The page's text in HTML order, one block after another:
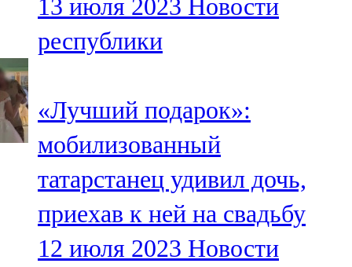
13 июля 2023 Новости
республики
«Лучший подарок»:
мобилизованный
татарстанец удивил дочь,
приехав к ней на свадьбу
12 июля 2023 Новости